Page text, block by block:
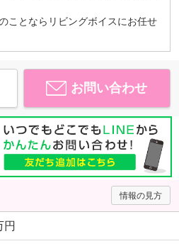
ことならリビングボイスにお任せ
お問い合わせ
情報の見方
円